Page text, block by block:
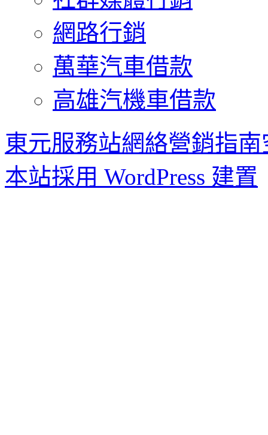
網路行銷
萬華汽車借款
高雄汽機車借款
東元服務站網絡營銷指南
本站採用 WordPress 建置